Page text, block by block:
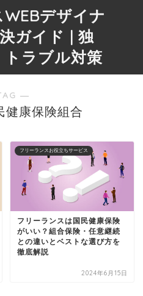
デザイナ
ガイド | 独
トラブル対策
―
健康保険組合
フリーランスお役立ちサービス
フリーランスは国民健康保険
がいい？組合保険・任意継続
との違いとベストな選び方を
徹底解説
2024年6月15日